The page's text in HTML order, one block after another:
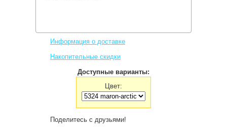
Информация о доставке
Накопительные скидки
Доступные варианты:
Цвет:
Поделитесь с друзьями!